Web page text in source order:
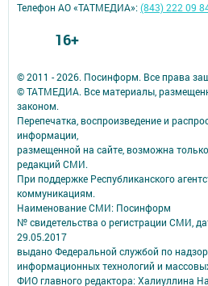
© 2011 - 2026. Посинформ. Все права
© ТАТМЕДИА. Все материалы,
законом.
Перепечатка, воспроизведение и
информации,
размещенной на сайте, возможна
редакций СМИ.
При поддержке Республиканского
коммуникациям.
Наименование СМИ: Посинформ
№ свидетельства о регистрации СМИ,
29.05.2017
выдано Федеральной службой по
информационных технологий и
ФИО главного редактора: Халиуллина
Телефон АО «ТАТМЕДИА»:(843) 222 09
16+